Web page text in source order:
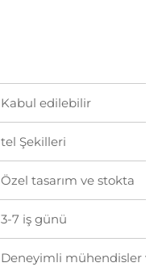
Kabul edilebilir
tel Şekilleri
Özel tasarım ve stokta
3-7 iş günü
Deneyimli mühendisler